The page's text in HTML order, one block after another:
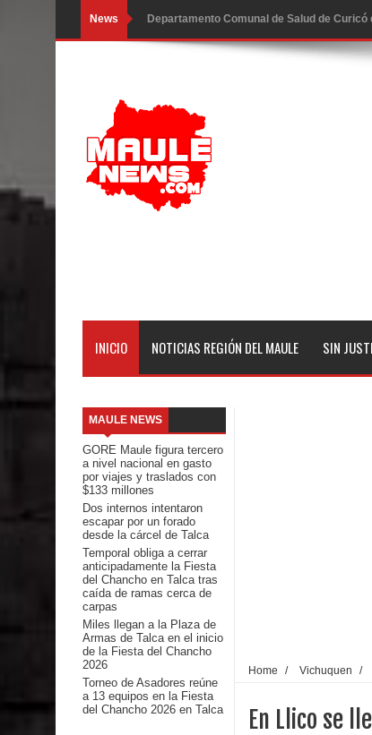
News Departamento Comunal de Salud de
Banda linarense Los Remembers regresa
comunidades escolares
Alta positividad en influenza hace que
emergencia.
Del anime al K-pop: especialistas U. de
Talca
Diputado Jorge Guzmán rechaza proyecto
impacto ambiental
INDAP entregó $189 millones en incentivos
Municipalidad de Curicó apuesta a la
Colegio El Boldo
Seremi de Desarrollo Social y Familia lanzó
Saludables 2026
INICIO NOTICIAS REGIÓN DEL MAULE SIN
MAULE NEWS
GORE Maule figura tercero
a nivel nacional en gasto
por viajes y traslados con
$133 millones
Dos internos intentaron
escapar por un forado
desde la cárcel de Talca
Temporal obliga a cerrar
anticipadamente la Fiesta
del Chancho en Talca tras
caída de ramas cerca de
carpas
Miles llegan a la Plaza de
Armas de Talca en el inicio
de la Fiesta del Chancho
2026
Torneo de Asadores reúne
a 13 equipos en la Fiesta
del Chancho 2026 en Talca
Home / Vichuquen /
En Llico se